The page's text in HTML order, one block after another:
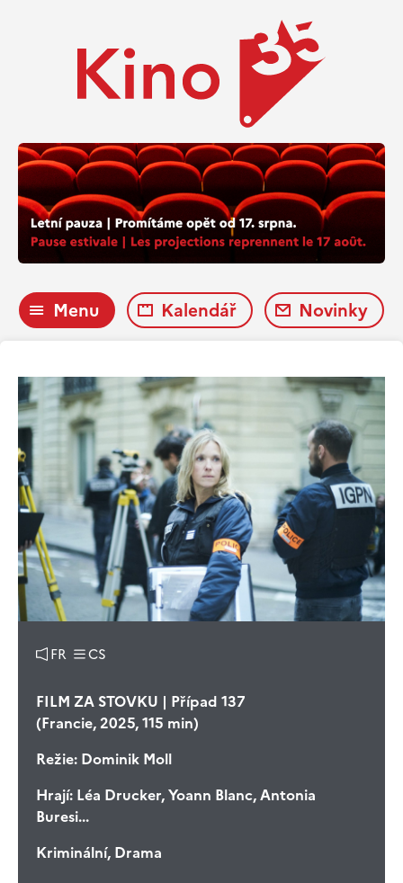
Menu Kalendář Novinky
FR CS
FILM ZA STOVKU | Případ 137
(Francie, 2025, 115 min)
Režie: Dominik Moll
Hrají: Léa Drucker, Yoann Blanc, Antonia
Buresi...
Kriminální, Drama